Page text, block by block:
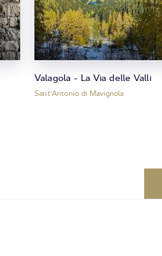
Valagola - La Via delle Valli
Sant'Antonio di Mavignola